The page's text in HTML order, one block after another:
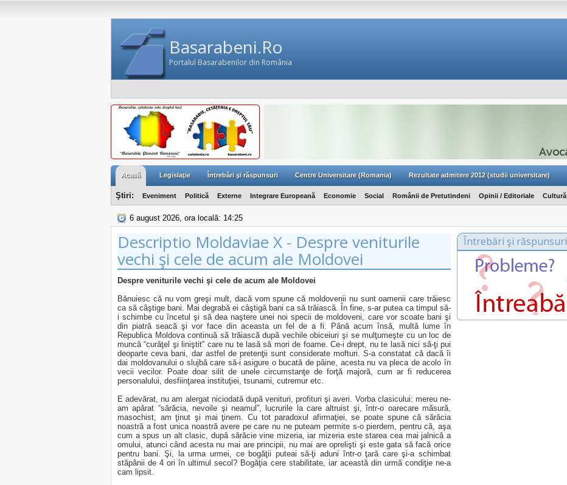
Basarabeni.Ro
Portalul Basarabenilor din România
Acasă Legislaţie Întrebări şi răspunsuri Centre Universitare (Romania) Rezultate admitere 2012 (studii universitare)
Ştiri: Eveniment Politică Externe Integrare Europeană Economie Social Românii de Pretutindeni Opinii / Editoriale Cultură
6 august 2026, ora locală: 14:25
Descriptio Moldaviae X - Despre veniturile
vechi şi cele de acum ale Moldovei
Despre veniturile vechi şi cele de acum ale Moldovei
Bănuiesc că nu vom greşi mult, dacă vom spune că moldovenii nu sunt oamenii care trăiesc
ca să câştige bani. Mai degrabă ei câştigă bani ca să trăiască. În fine, s-ar putea ca timpul să-
i schimbe cu încetul şi să dea naştere unei noi specii de moldoveni, care vor scoate bani şi
din piatră seacă şi vor face din aceasta un fel de a fi. Până acum însă, multă lume în
Republica Moldova continuă să trăiască după vechile obiceiuri şi se mulţumeşte cu un loc de
muncă “curăţel şi liniştit” care nu te lasă să mori de foame. Ce-i drept, nu te lasă nici să-ţi pui
deoparte ceva bani, dar astfel de pretenţii sunt considerate mofturi. S-a constatat că dacă îi
dai moldovanului o slujbă care să-i asigure o bucată de pâine, acesta nu va pleca de acolo în
vecii vecilor. Poate doar silit de unele circumstanţe de forţă majoră, cum ar fi reducerea
personalului, desfiinţarea instituţiei, tsunami, cutremur etc.
E adevărat, nu am alergat niciodată după venituri, profituri şi averi. Vorba clasicului: mereu ne-
am apărat “sărăcia, nevoile şi neamul”, lucrurile la care altruist şi, într-o oarecare măsură,
masochist, am ţinut şi mai ţinem. Cu tot paradoxul afirmaţiei, se poate spune că sărăcia
noastră a fost unica noastră avere pe care nu ne puteam permite s-o pierdem, pentru că, aşa
cum a spus un alt clasic, după sărăcie vine mizeria, iar mizeria este starea cea mai jalnică a
omului, atunci când acesta nu mai are principii, nu mai are oprelişti şi este gata să facă orice
pentru bani. Şi, la urma urmei, ce bogăţii puteai să-ţi aduni într-o ţară care şi-a schimbat
stăpânii de 4 ori în ultimul secol? Bogăţia cere stabilitate, iar această din urmă condiţie ne-a
cam lipsit.
Întrebări şi răspunsuri